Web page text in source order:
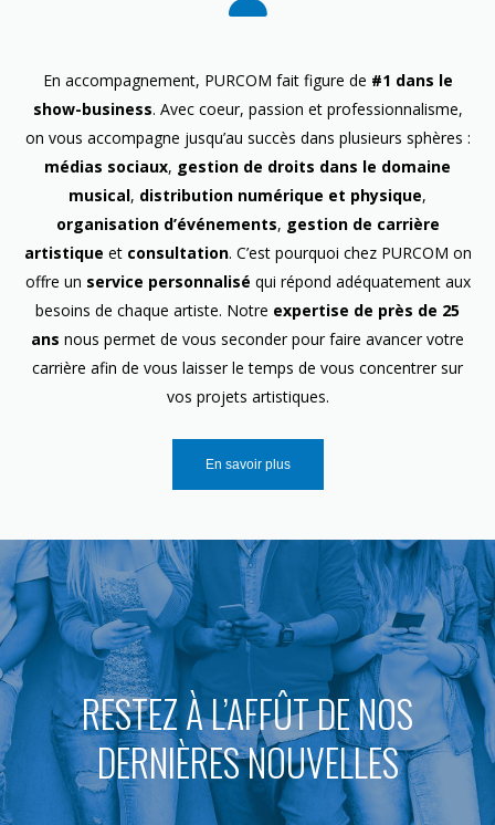
En accompagnement, PURCOM fait figure de #1 dans le
show-business. Avec coeur, passion et professionnalisme,
on vous accompagne jusqu’au succès dans plusieurs sphères :
médias sociaux, gestion de droits dans le domaine
musical, distribution numérique et physique,
organisation d’événements, gestion de carrière
artistique etconsultation. C’est pourquoi chez PURCOM on
offre un service personnalisé qui répond adéquatement aux
besoins de chaque artiste. Notre expertise de près de 25
ans nous permet de vous seconder pour faire avancer votre
carrière afin de vous laisser le temps de vous concentrer sur
vos projets artistiques.
En savoir plus
RESTEZ À L’AFFÛT DE NOS
DERNIÈRES NOUVELLES